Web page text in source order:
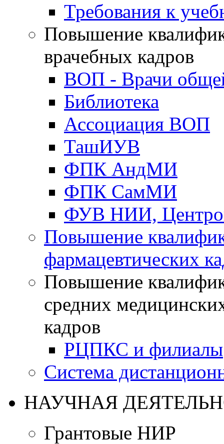
Требования к
Повышение
врачебных кадров
ВОП - Врачи
Библиотека
Ассоциация ВОП
ТашИУВ
ФПК АндМИ
ФПК СамМИ
ФУВ НИИ,
Повышение
фармацевтических
Повышение
средних
кадров
РЦПКС и филиалы
Система
НАУЧНАЯ
Грантовые НИР